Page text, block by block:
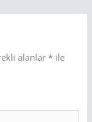
alanlar * ile